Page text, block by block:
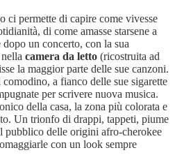
ci permette di capire come vivesse
di come amasse starsene a
un concerto, con la sua
camera da letto (ricostruita ad
la maggior parte delle sue canzoni.
a fianco delle sue sigarette
per scrivere nuova musica.
della casa, la zona più colorata e
Un trionfo di drappi, tappeti, piume
pubblico delle origini afro-cherokee
con un look sempre